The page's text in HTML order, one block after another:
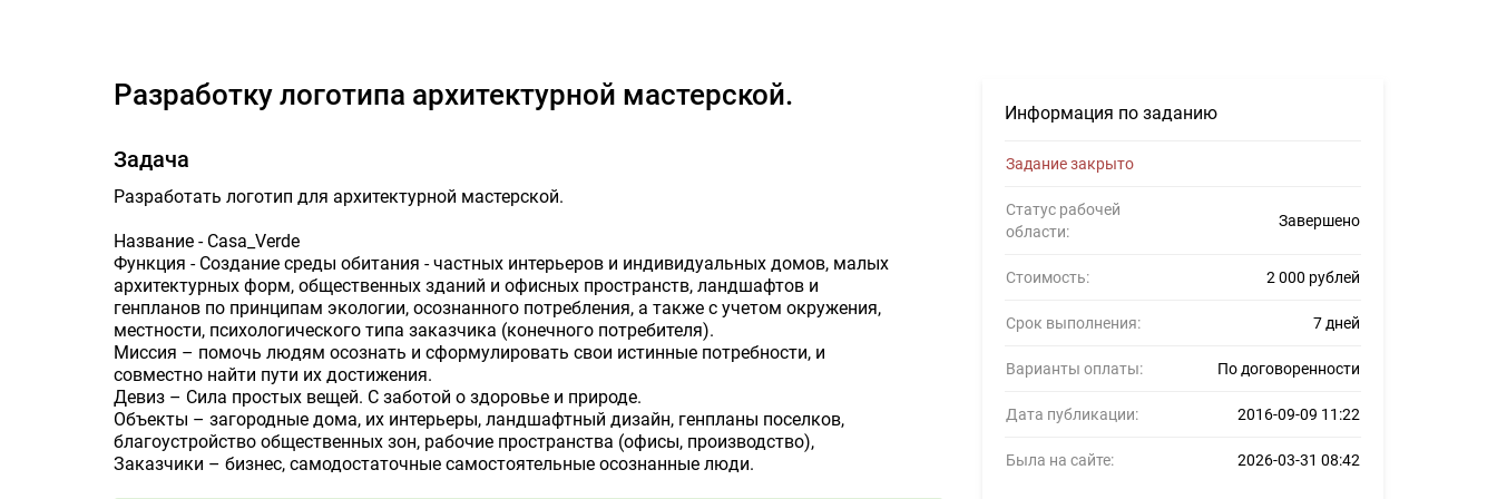
Информация по заданию
Задание закрыто
Статус рабочей
области:
Завершено
Стоимость: 2 000 рублей
Срок выполнения: 7 дней
Варианты оплаты: По договоренности
Дата публикации: 2016-09-09 11:22
Была на сайте: 2026-03-31 08:42
Разработку логотипа архитектурной мастерской.
Задача
Разработать логотип для архитектурной мастерской.
Название - Casa_Verde
Функция - Создание среды обитания - частных интерьеров и индивидуальных домов, малых
архитектурных форм, общественных зданий и офисных пространств, ландшафтов и
генпланов по принципам экологии, осознанного потребления, а также с учетом окружения,
местности, психологического типа заказчика (конечного потребителя).
Миссия – помочь людям осознать и сформулировать свои истинные потребности, и
совместно найти пути их достижения.
Девиз – Сила простых вещей. С заботой о здоровье и природе.
Объекты – загородные дома, их интерьеры, ландшафтный дизайн, генпланы поселков,
благоустройство общественных зон, рабочие пространства (офисы, производство),
Заказчики – бизнес, самодостаточные самостоятельные осознанные люди.